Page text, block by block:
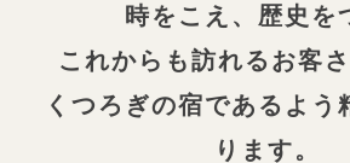
時をこえ、歴史を
これからも訪れるお客
くつろぎの宿であるよう
ります。